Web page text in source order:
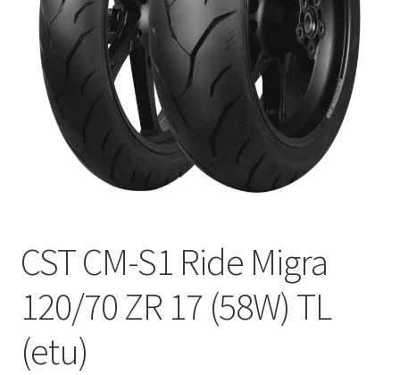
CST CM-S1 Ride Migra
120/70 ZR 17 (58W) TL
(etu)